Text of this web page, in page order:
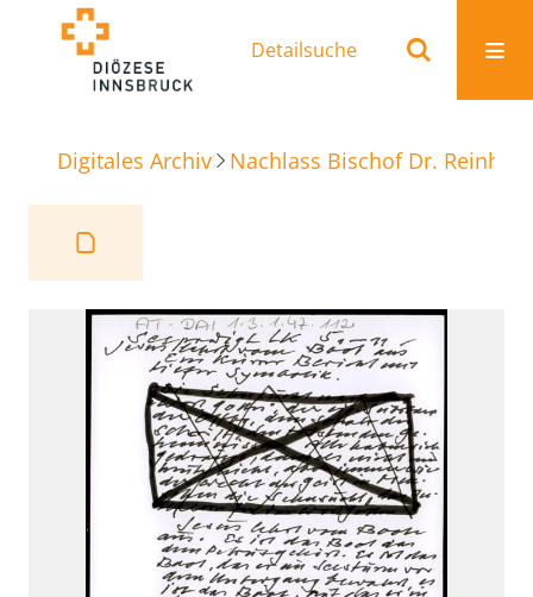
Detailsuche
Digitales Archiv Nachlass Bischof Dr.